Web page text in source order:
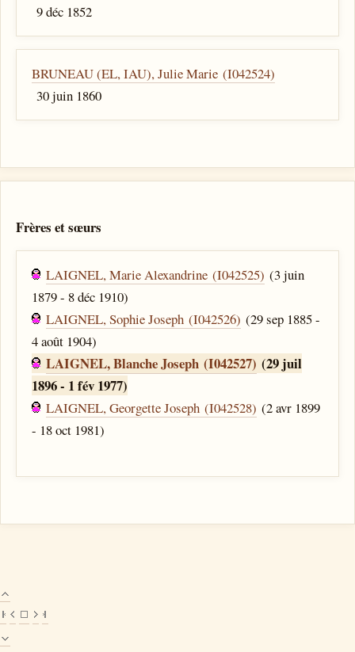
9 déc 1852
BRUNEAU (EL, IAU), Julie Marie (I042524)
30 juin 1860
Frères et sœurs
LAIGNEL, Marie Alexandrine (I042525) (3 juin
1879 - 8 déc 1910)
LAIGNEL, Sophie Joseph (I042526) (29 sep 1885 -
4 août 1904)
LAIGNEL, Blanche Joseph (I042527) (29 juil
1896 - 1 fév 1977)
LAIGNEL, Georgette Joseph (I042528) (2 avr 1899
- 18 oct 1981)